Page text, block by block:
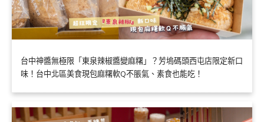
台中神醬無極限「東泉辣椒醬變麻糬」？芳塢碼頭西屯店限定新口
味！台中北區美食現包麻糬軟Q不脹氣、素食也能吃！